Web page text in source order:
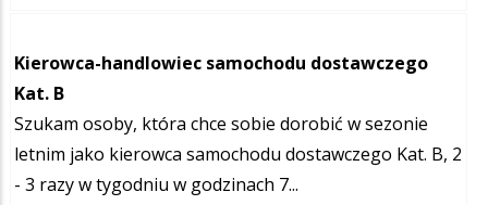
Kierowca-handlowiec samochodu dostawczego
Kat. B
Szukam osoby, która chce sobie dorobić w sezonie
letnim jako kierowca samochodu dostawczego Kat. B, 2
- 3 razy w tygodniu w godzinach 7...